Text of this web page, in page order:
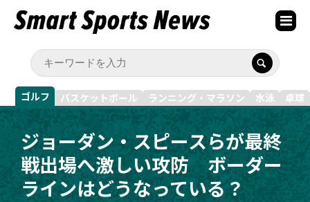
ゴルフ バスケットボール ランニング・マラソン 水泳 卓球
ジョーダン・スピースらが最終
戦出場へ激しい攻防 ボーダー
ラインはどうなっている？